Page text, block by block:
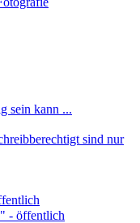
sein kann ...
sind nur
- öffentlich